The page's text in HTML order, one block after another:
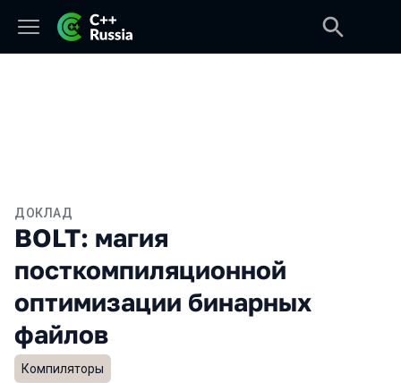
ДОКЛАД
BOLT: магия
посткомпиляционной
оптимизации бинарных
файлов
Компиляторы